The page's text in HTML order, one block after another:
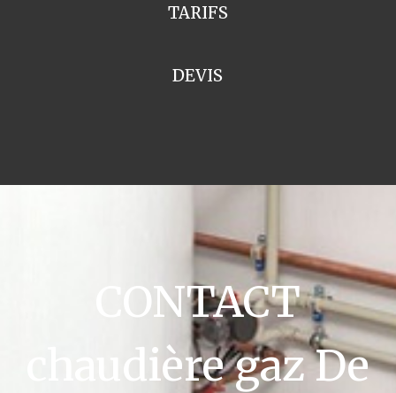
TARIFS
DEVIS
CONTACT
chaudière gaz De